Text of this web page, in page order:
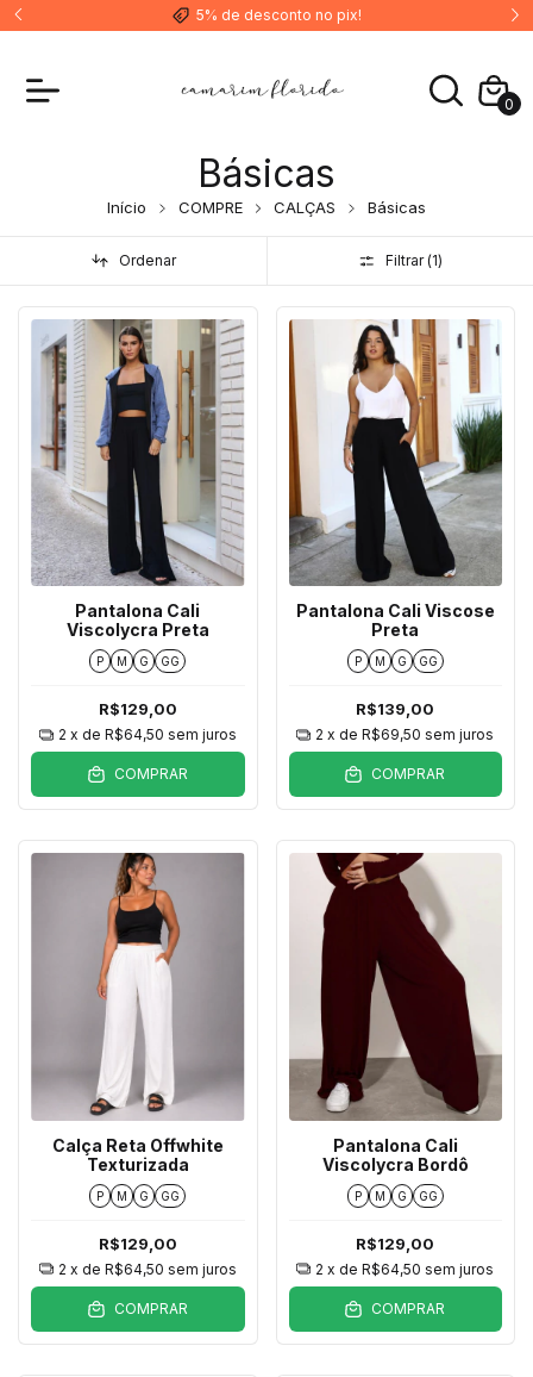
5% de desconto no pix!
0
Básicas
Início COMPRE CALÇAS Básicas
Ordenar Filtrar (1)
Pantalona Cali
Viscolycra Preta
P M G GG
R$129,00
2 x de R$64,50 sem juros
COMPRAR
Pantalona Cali Viscose
Preta
P M G GG
R$139,00
2 x deR$69,50 sem juros
COMPRAR
Calça Reta Offwhite
Texturizada
P M G GG
R$129,00
2 x de R$64,50 sem juros
COMPRAR
Pantalona Cali
Viscolycra Bordô
P M G GG
R$129,00
2 x deR$64,50 sem juros
COMPRAR